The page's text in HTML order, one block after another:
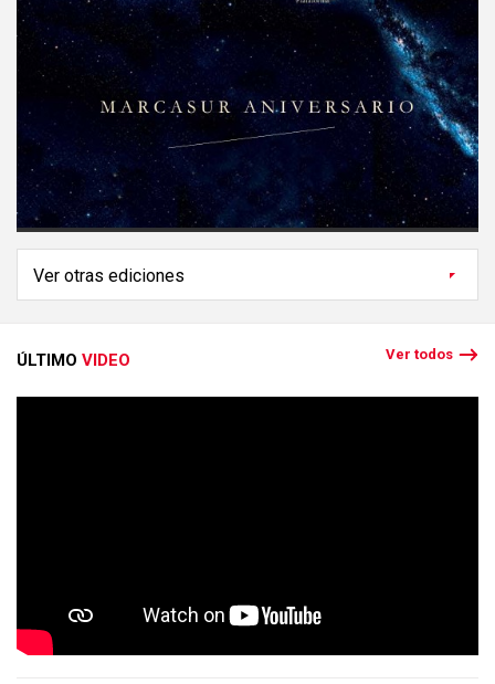
ÚLTIMO VIDEO Ver todos